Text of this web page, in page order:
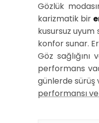
Gözlük
karizmatik bir
kusursuz uyum
konfor sunar.
Göz
performans
günlerde sürüş
performansı